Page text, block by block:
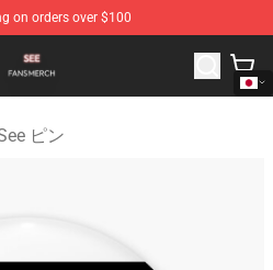
on orders over $100
Merchandise Store
ピン